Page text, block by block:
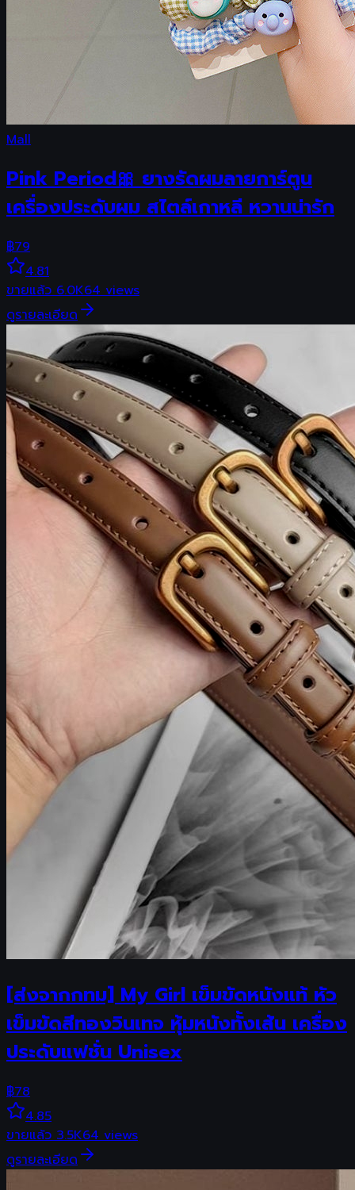
Mall
Pink Period🎀 ยางรัดผมลายการ์ตูน
เครื่องประดับผม สไตล์เกาหลี หวานน่ารัก
฿79
4.81
ขายแล้ว6.0K64views
ดูรายละเอียด
[ส่งจากกทม] My Girl เข็มขัดหนังแท้ หัว
เข็มขัดสีทองวินเทจ หุ้มหนังทั้งเส้น เครื่อง
ประดับแฟชั่น Unisex
฿78
4.85
ขายแล้ว3.5K64views
ดูรายละเอียด